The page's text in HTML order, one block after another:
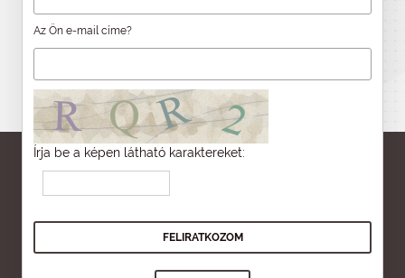
Az Ön e-mail címe?
Írja be a képen látható karaktereket: